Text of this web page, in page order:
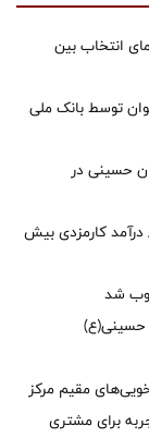
انتخاب بین
جوان توسط بانک ملی
حسینی در
کارمزدی بیش
شد
حسینی(ع)
مقیم مرکز
برای مشتری